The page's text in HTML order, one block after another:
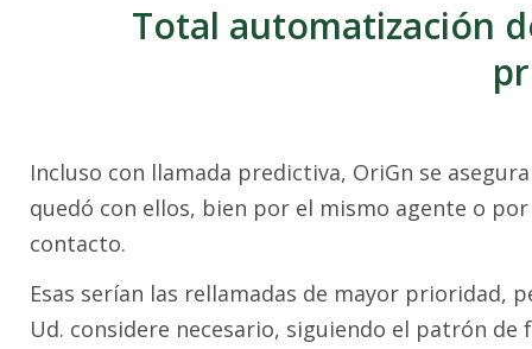
Total automatización
Incluso con llamada predictiva, OriGn se
quedó con ellos, bien por el mismo agente o
contacto.
Esas serían las rellamadas de mayor prioridad,
Ud. considere necesario, siguiendo el patrón